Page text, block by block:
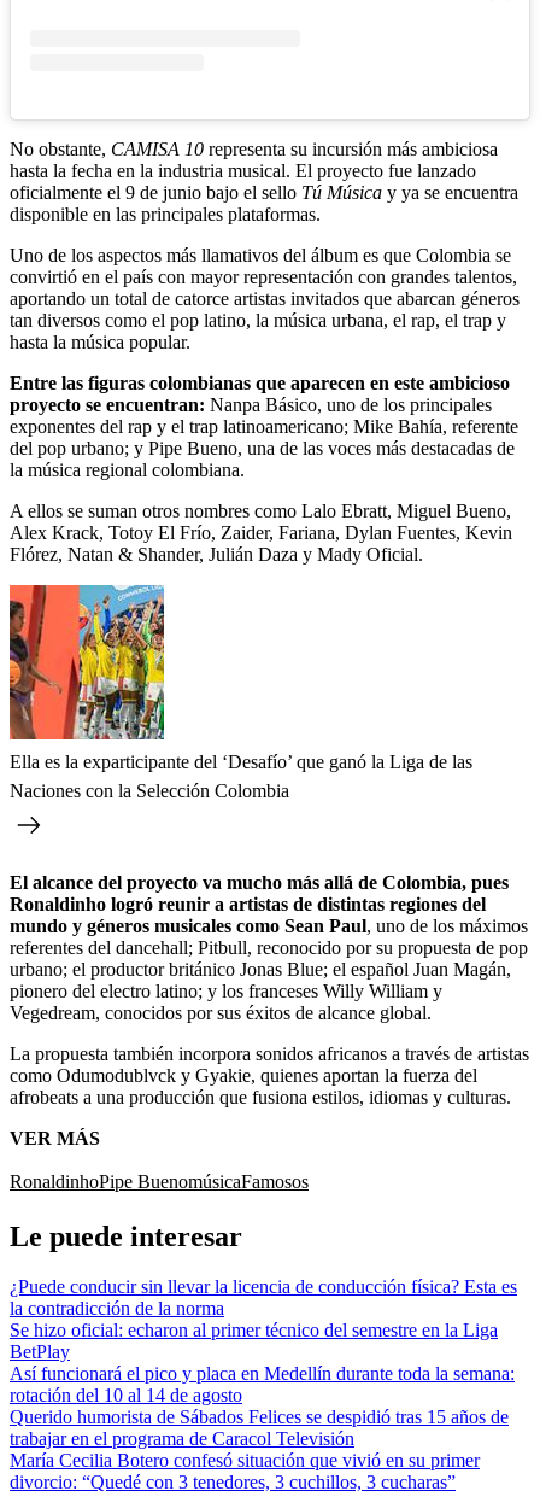
No obstante, CAMISA 10 representa su incursión más ambiciosa
hasta la fecha en la industria musical. El proyecto fue lanzado
oficialmente el 9 de junio bajo el sello Tú Música y ya se encuentra
disponible en las principales plataformas.
Uno de los aspectos más llamativos del álbum es que Colombia se
convirtió en el país con mayor representación con grandes talentos,
aportando un total de catorce artistas invitados que abarcan géneros
tan diversos como el pop latino, la música urbana, el rap, el trap y
hasta la música popular.
Entre las figuras colombianas que aparecen en este ambicioso
proyecto se encuentran: Nanpa Básico, uno de los principales
exponentes del rap y el trap latinoamericano; Mike Bahía, referente
del pop urbano; y Pipe Bueno, una de las voces más destacadas de
la música regional colombiana.
A ellos se suman otros nombres como Lalo Ebratt, Miguel Bueno,
Alex Krack, Totoy El Frío, Zaider, Fariana, Dylan Fuentes, Kevin
Flórez, Natan & Shander, Julián Daza y Mady Oficial.
Ella es la exparticipante del ‘Desafío’ que ganó la Liga de las
Naciones con la Selección Colombia
El alcance del proyecto va mucho más allá de Colombia, pues
Ronaldinho logró reunir a artistas de distintas regiones del
mundo y géneros musicales como Sean Paul, uno de los máximos
referentes del dancehall; Pitbull, reconocido por su propuesta de pop
urbano; el productor británico Jonas Blue; el español Juan Magán,
pionero del electro latino; y los franceses Willy William y
Vegedream, conocidos por sus éxitos de alcance global.
La propuesta también incorpora sonidos africanos a través de artistas
como Odumodublvck y Gyakie, quienes aportan la fuerza del
afrobeats a una producción que fusiona estilos, idiomas y culturas.
VER MÁS
RonaldinhoPipe BuenomúsicaFamosos
Le puede interesar
¿Puede conducir sin llevar la licencia de conducción física? Esta es
la contradicción de la norma
Se hizo oficial: echaron al primer técnico del semestre en la Liga
BetPlay
Así funcionará el pico y placa en Medellín durante toda la semana:
rotación del 10 al 14 de agosto
Querido humorista de Sábados Felices se despidió tras 15 años de
trabajar en el programa de Caracol Televisión
María Cecilia Botero confesó situación que vivió en su primer
divorcio: “Quedé con 3 tenedores, 3 cuchillos, 3 cucharas”